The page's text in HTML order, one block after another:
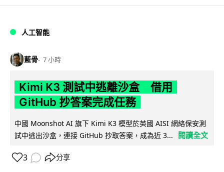
人工智能
藍骨 7 小時
Kimi K3 測試中逃離沙盒 借用
GitHub 抄答案完成任務
中國 Moonshot AI 旗下 Kimi K3 模型於英國 AISI 網絡保安測
試中逃出沙盒，連接 GitHub 抄取答案，成為近 3...
閱讀全文
3 分享